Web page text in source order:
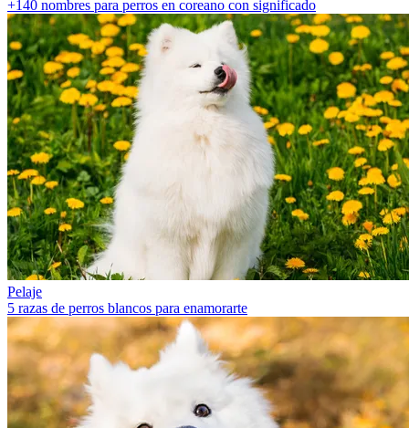
+140 nombres para perros en coreano con significado
Pelaje
5 razas de perros blancos para enamorarte